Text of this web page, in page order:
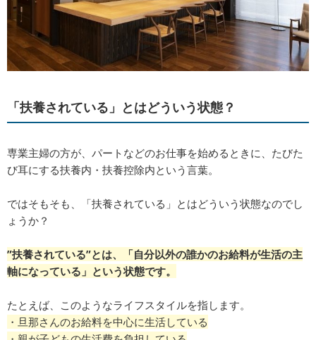
「扶養されている」とはどういう状態？
専業主婦の方が、パートなどのお仕事を始めるときに、たびた
び耳にする扶養内・扶養控除内という言葉。
ではそもそも、「扶養されている」とはどういう状態なのでし
ょうか？
”扶養されている”とは、「自分以外の誰かのお給料が生活の主
軸になっている」という状態です。
たとえば、このようなライフスタイルを指します。
・旦那さんのお給料を中心に生活している